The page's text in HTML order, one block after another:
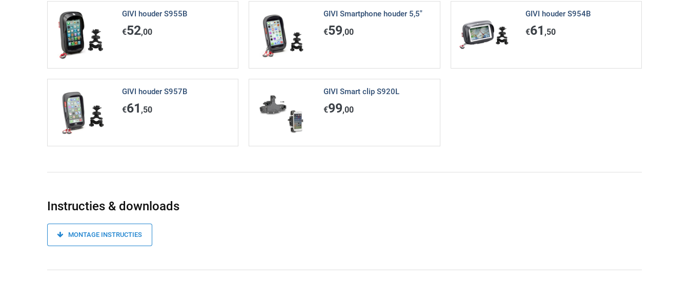
GIVI houder S955B
€52,00
GIVI Smartphone houder 5,5"
€59,00
GIVI houder S954B
€61 ,50
GIVI houder S957B
€61 ,50
GIVI Smart clip S920L
€99,00
Instructies & downloads
MONTAGE INSTRUCTIES